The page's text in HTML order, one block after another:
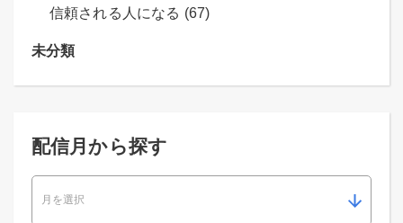
信頼される人になる (67)
未分類
配信月から探す